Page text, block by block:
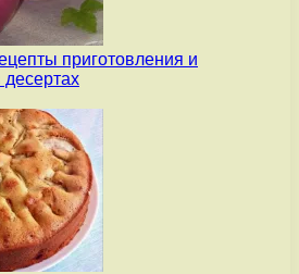
приготовления и
десертах